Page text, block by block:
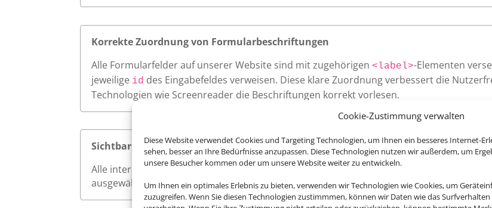
Cookie-Zustimmung verwalten
Diese Website verwendet Cookies und Targeting Technologien, um Ihnen ein besseres Internet-
sehen, besser an Ihre Bedürfnisse anzupassen. Diese Technologien nutzen wir außerdem, um
unsere Besucher kommen oder um unsere Website weiter zu entwickeln.
Um Ihnen ein optimales Erlebnis zu bieten, verwenden wir Technologien wie Cookies, um
zuzugreifen. Wenn Sie diesen Technologien zustimmmen, können wir Daten wie das
Korrekte Zuordnung von Formularbeschriftungen
Alle Formularfelder auf unserer Website sind mit zugehörigen <label>-Elementen
jeweilige id des Eingabefeldes verweisen. Diese klare Zuordnung verbessert die
Technologien wie Screenreader die Beschriftungen korrekt vorlesen.
Sichtbarer Fokus
Alle interaktiven Elemente auf unserer Website – wie Links, Buttons oder
ausgewählt werden. So ermöglichen wir eine vollständige Bedienung auch ohne Maus.